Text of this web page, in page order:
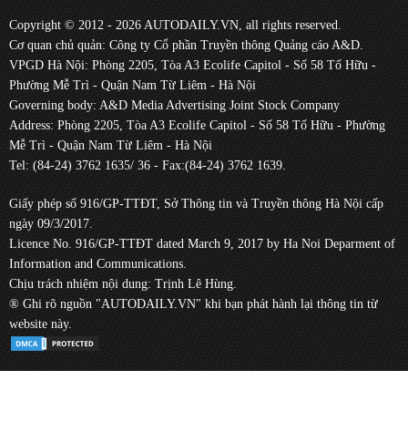
Copyright © 2012 - 2026 AUTODAILY.VN, all rights reserved.
Cơ quan chủ quản: Công ty Cổ phần Truyền thông Quảng cáo A&D.
VPGD Hà Nội: Phòng 2205, Tòa A3 Ecolife Capitol - Số 58 Tố Hữu -
Phường Mễ Trì - Quận Nam Từ Liêm - Hà Nội
Governing body: A&D Media Advertising Joint Stock Company
Address: Phòng 2205, Tòa A3 Ecolife Capitol - Số 58 Tố Hữu - Phường
Mễ Trì - Quận Nam Từ Liêm - Hà Nội
Tel: (84-24) 3762 1635/ 36 - Fax:(84-24) 3762 1639.
Giấy phép số 916/GP-TTĐT, Sở Thông tin và Truyền thông Hà Nội cấp
ngày 09/3/2017.
Licence No. 916/GP-TTĐT dated March 9, 2017 by Ha Noi Deparment of
Information and Communications.
Chịu trách nhiệm nội dung: Trịnh Lê Hùng.
® Ghi rõ nguồn "AUTODAILY.VN" khi bạn phát hành lại thông tin từ
website này.